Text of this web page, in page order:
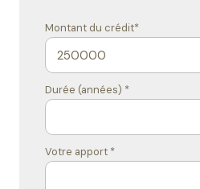
Montant du crédit*
Durée (années) *
Votre apport *